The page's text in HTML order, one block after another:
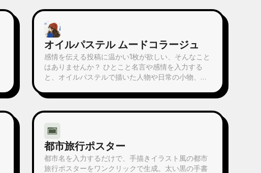
オイルパステル ムードコラージュ
感情を伝える投稿に温かい1枚が欲しい、そんなこと
はありませんか？ ひとこと名言や感情を入力する
と、オイルパステルで描いた人物や日常の小物、手
します。どんなコンテンツにも使えます。
都市旅行ポスター
都市名を入力するだけで、手描きイラスト風の都市
旅行ポスターをワンクリックで生成。太い黒の手書